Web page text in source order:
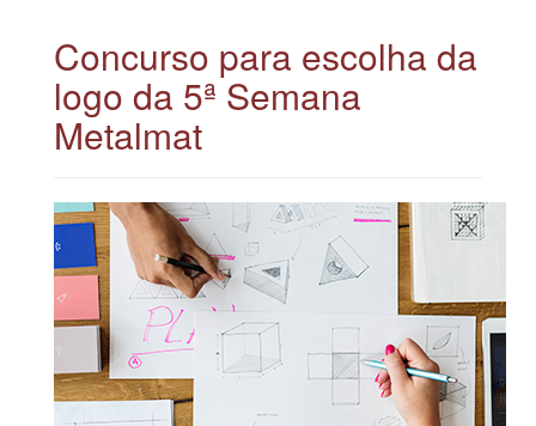
Concurso para escolha da
logo da 5ª Semana
Metalmat